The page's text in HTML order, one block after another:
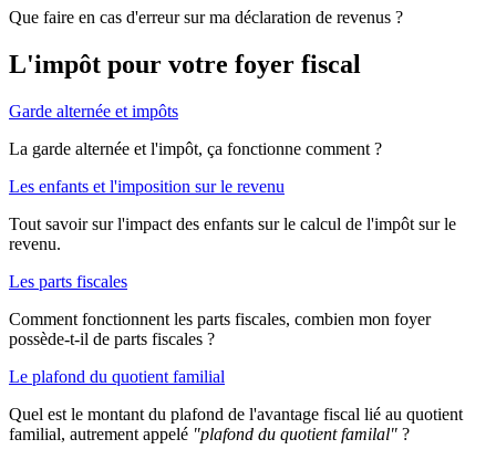
Que faire en cas d'erreur sur ma déclaration de revenus ?
L'impôt pour votre foyer fiscal
Garde alternée et impôts
La garde alternée et l'impôt, ça fonctionne comment ?
Les enfants et l'imposition sur le revenu
Tout savoir sur l'impact des enfants sur le calcul de l'impôt sur le
revenu.
Les parts fiscales
Comment fonctionnent les parts fiscales, combien mon foyer
possède-t-il de parts fiscales ?
Le plafond du quotient familial
Quel est le montant du plafond de l'avantage fiscal lié au quotient
familial, autrement appelé "plafond du quotient familal" ?